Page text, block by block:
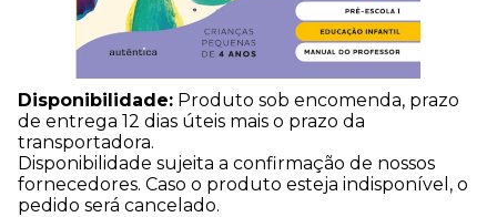
Disponibilidade: Produto sob encomenda, prazo
de entrega 12 dias úteis mais o prazo da
transportadora.
Disponibilidade sujeita a confirmação de nossos
fornecedores. Caso o produto esteja indisponível, o
pedido será cancelado.